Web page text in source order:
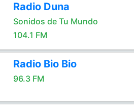
Radio Duna
Sonidos de Tu Mundo
104.1 FM
Radio Bio Bio
96.3 FM